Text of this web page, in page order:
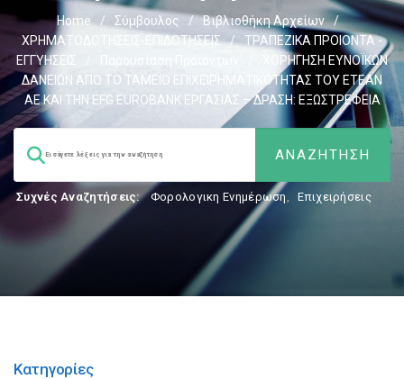
Home / Σύμβουλος / Βιβλιοθήκη Αρχείων
/
ΧΡΗΜΑΤΟΔΟΤΗΣΕΙΣ-ΕΠΙΔΟΤΗΣΕΙΣ
/
ΤΡΑΠΕΖΙΚΑ ΠΡΟΙΟΝΤΑ -
ΕΓΓΥΗΣΕΙΣ
/ Παρουσίαση Προϊόντων
ΧΟΡΗΓΗΣΗ ΕΥΝΟΪΚΩΝ
ΔΑΝΕΙΩΝ ΑΠΟ ΤΟ ΤΑΜΕΙΟ ΕΠΙΧΕΙΡΗΜΑΤΙΚΟΤΗΤΑΣ ΤΟΥ ΕΤΕΑΝ
ΑΕ ΚΑΙ ΤΗΝ EFG EUROBANK ΕΡΓΑΣΙΑΣ – ΔΡΑΣΗ: ΕΞΩΣΤΡΕΦΕΙΑ
Συχνές Αναζητήσεις: Φορολογικη Ενημέρωση, Επιχειρήσεις
Κατηγορίες